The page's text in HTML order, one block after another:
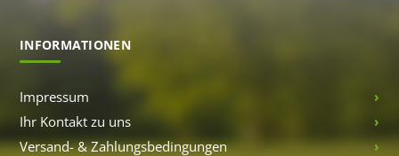
INFORMATIONEN
Impressum
Ihr Kontakt zu uns
Versand- & Zahlungsbedingungen